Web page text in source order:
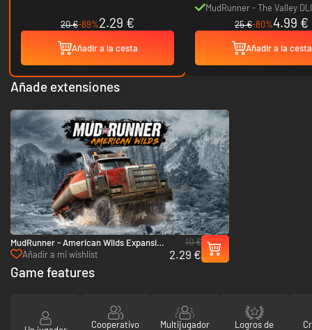
20 €-89%2.29 €
Añadir a la cesta
MudRunner - The Valley
25 €-80%4.99 €
Añadir a la cesta
Añade extensiones
MudRunner - American Wilds Expansion
- PC (Steam)
Añadir a mi wishlist
10 €
2.29 €
Game features
Cooperativo
Multijugador
Logros de